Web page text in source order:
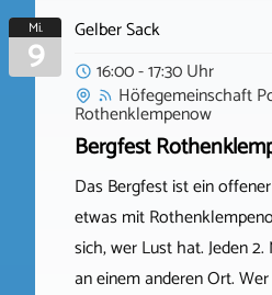
Mi.
9
Gelber Sack
16:00 - 17:30 Uhr
Höfegemeinschaft
Rothenklempenow
Bergfest
Das Bergfest ist ein
etwas mit
sich, wer Lust hat. Jeden
an einem anderen Ort.